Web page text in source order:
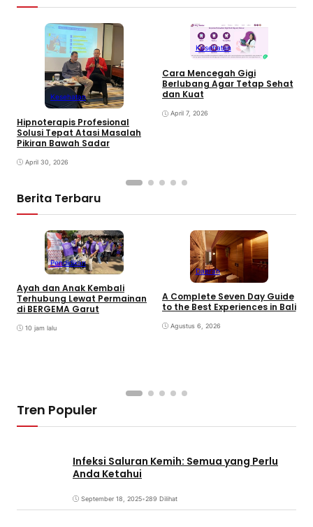
Kesehatan
Hipnoterapis Profesional
Solusi Tepat Atasi Masalah
Pikiran Bawah Sadar
April 30, 2026
Kesehatan
Cara Mencegah Gigi
Berlubang Agar Tetap Sehat
dan Kuat
April 7, 2026
Berita Terbaru
Pendidikan
Ayah dan Anak Kembali
Terhubung Lewat Permainan
di BERGEMA Garut
10 jam lalu
Daerah
A Complete Seven Day Guide
to the Best Experiences in Bali
Agustus 6, 2026
Tren Populer
Infeksi Saluran Kemih: Semua yang Perlu
Anda Ketahui
September 18, 2025•289 Dilihat